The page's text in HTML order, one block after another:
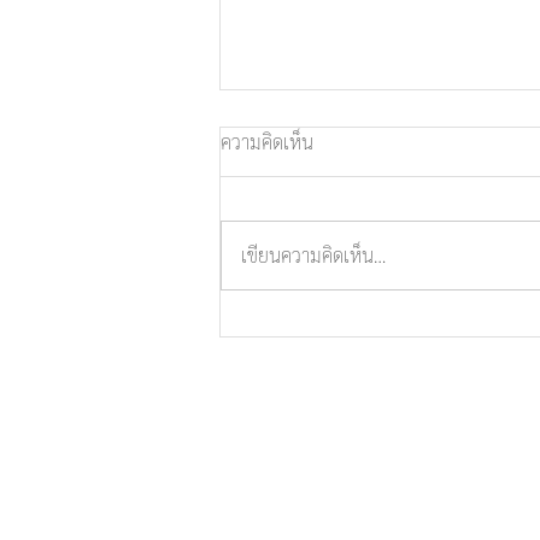
ความคิดเห็น
เขียนความคิดเห็น…